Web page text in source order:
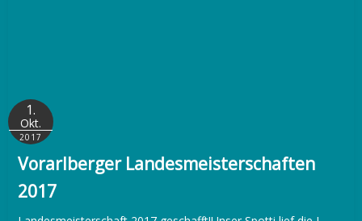
1.
Okt.
2017
Vorarlberger Landesmeisterschaften
2017